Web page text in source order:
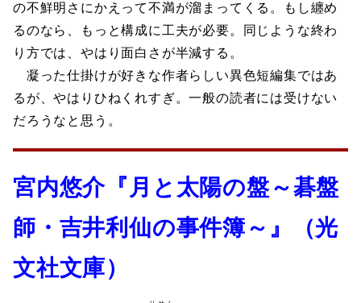
の不鮮明さにかえって不満が溜まってくる。もし纏め
るのなら、もっと構成に工夫が必要。同じような終わ
り方では、やはり面白さが半減する。
凝った仕掛けが好きな作者らしい異色短編集ではあ
るが、やはりひねくれすぎ。一般の読者には受けない
だろうなと思う。
宮内悠介『月と太陽の盤～碁盤
師・吉井利仙の事件簿～』（光
文社文庫）